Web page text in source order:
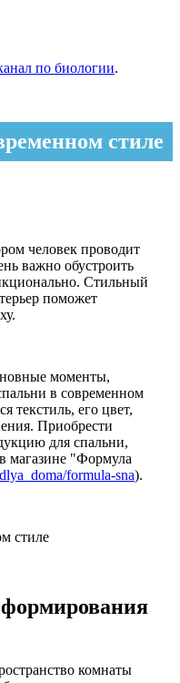
по биологии.
стиле
человек проводит
важно обустроить
Стильный
поможет
моменты,
в современном
текстиль, его цвет,
Приобрести
для спальни,
магазине "Формула
formula-sna).
комнаты